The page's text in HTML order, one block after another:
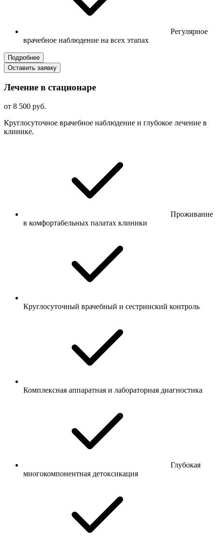
Регулярное
врачебное наблюдение на всех этапах
Подробнее
Оставить заявку
Лечение в стационаре
от 8 500 руб.
Круглосуточное врачебное наблюдение и глубокое лечение в
клинике.
Проживание
в комфортабельных палатах клиники
Круглосуточный врачебный и сестринский контроль
Комплексная аппаратная и лабораторная диагностика
Глубокая
многокомпонентная детоксикация